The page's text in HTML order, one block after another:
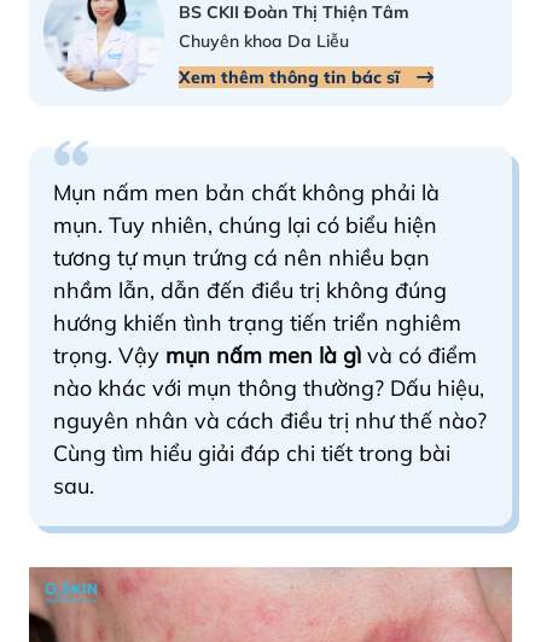
BS CKII Đoàn Thị Thiện Tâm
Chuyên khoa Da Liễu
Xem thêm thông tin bác sĩ
Mụn nấm men bản chất không phải là
mụn. Tuy nhiên, chúng lại có biểu hiện
tương tự mụn trứng cá nên nhiều bạn
nhầm lẫn, dẫn đến điều trị không đúng
hướng khiến tình trạng tiến triển nghiêm
trọng. Vậy mụn nấm men là gì và có điểm
nào khác với mụn thông thường? Dấu hiệu,
nguyên nhân và cách điều trị như thế nào?
Cùng tìm hiểu giải đáp chi tiết trong bài
sau.